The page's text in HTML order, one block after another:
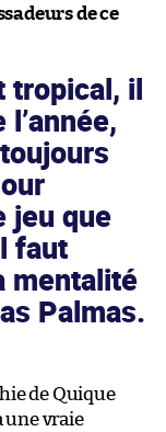
de ce
tropical, il
jeu que
faut
mentalité
Palmas.
de Quique
une vraie